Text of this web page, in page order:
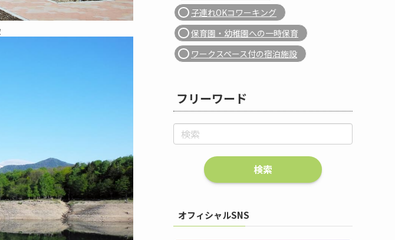
子連れOKコワーキング
保育園・幼稚園への一時保育
ワークスペース付の宿泊施設
フリーワード
オフィシャルSNS